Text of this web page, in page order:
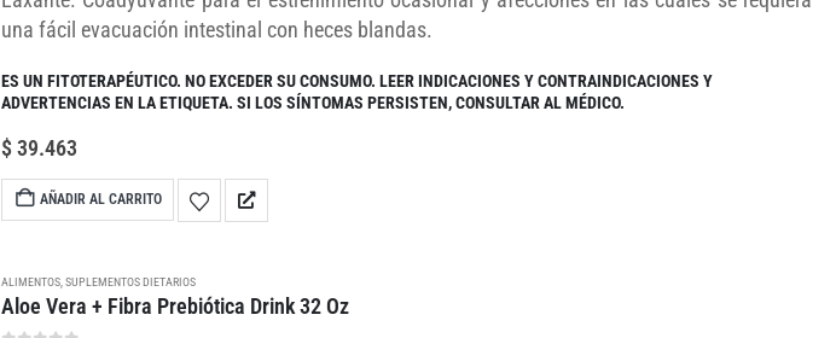
una fácil evacuación intestinal con heces blandas.
ES UN FITOTERAPÉUTICO. NO EXCEDER SU CONSUMO. LEER INDICACIONES Y CONTRAINDICACIONES Y
ADVERTENCIAS EN LA ETIQUETA. SI LOS SÍNTOMAS PERSISTEN, CONSULTAR AL MÉDICO.
$39.463
AÑADIR AL CARRITO
ALIMENTOS SUPLEMENTOS DIETARIOS
Aloe Vera + Fibra Prebiótica Drink 32 Oz